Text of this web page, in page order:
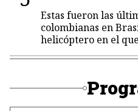
Estas fueron las
colombianas en
helicóptero en el